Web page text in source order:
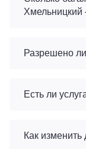
Разрешено
Есть ли
Как